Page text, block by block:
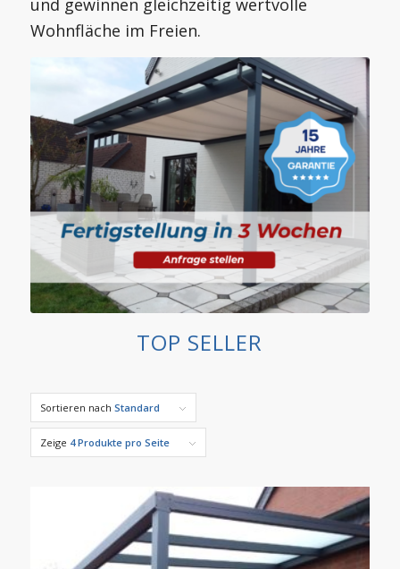
Wohnfläche im Freien.
TOP SELLER
Sortieren nach Standard
Zeige 4 Produkte pro Seite